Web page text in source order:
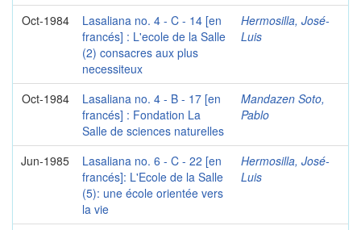
Oct-1984
Lasaliana no. 4 - C - 14 [en
francés] : L'ecole de la Salle
(2) consacres aux plus
necessiteux
Hermosilla, José-
Luis
Oct-1984
Lasaliana no. 4 - B - 17 [en
francés] : Fondation La
Salle de sciences naturelles
Mandazen Soto,
Pablo
Jun-1985
Lasaliana no. 6 - C - 22 [en
francés]: L'Ecole de la Salle
(5): une école orientée vers
la vie
Hermosilla, José-
Luis